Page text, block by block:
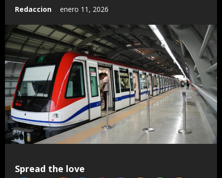
Redaccion enero 11, 2026
Spread the love